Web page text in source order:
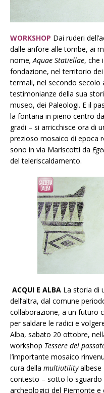
WORKSHOP Dai ruderi
dalle anfore alle tombe, ai
nome, Aquae Statiellae, che
fondazione, nel territorio
termali, nel secondo secolo
testimonianze della sua
museo, dei Paleologi. E il
la fontana in pieno centro
gradi – si arricchisce ora di
prezioso mosaico di epoca
sono in via Mariscotti da
del teleriscaldamento.
ACQUI E ALBA La storia di
dell’altra, dal comune
collaborazione, a un futuro
per saldare le radici e
Alba, sabato 20 ottobre,
workshop Tessere del
l’importante mosaico
cura della multiutilityalbese
contesto – sotto lo sguardo
archeologici del Piemonte e